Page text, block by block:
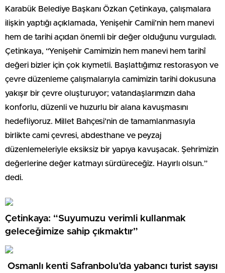
Karabük Belediye Başkanı Özkan Çetinkaya, çalışmalara
ilişkin yaptığı açıklamada, Yenişehir Camii’nin hem manevi
hem de tarihi açıdan önemli bir değer olduğunu vurguladı.
Çetinkaya, “Yenişehir Camimizin hem manevi hem tarihî
değeri bizler için çok kıymetli. Başlattığımız restorasyon ve
çevre düzenleme çalışmalarıyla camimizin tarihi dokusuna
yakışır bir çevre oluşturuyor; vatandaşlarımızın daha
konforlu, düzenli ve huzurlu bir alana kavuşmasını
hedefliyoruz. Millet Bahçesi’nin de tamamlanmasıyla
birlikte cami çevresi, abdesthane ve peyzaj
düzenlemeleriyle eksiksiz bir yapıya kavuşacak. Şehrimizin
değerlerine değer katmayı sürdüreceğiz. Hayırlı olsun.”
dedi.
Çetinkaya: “Suyumuzu verimli kullanmak
geleceğimize sahip çıkmaktır”
Osmanlı kenti Safranbolu’da yabancı turist sayısı